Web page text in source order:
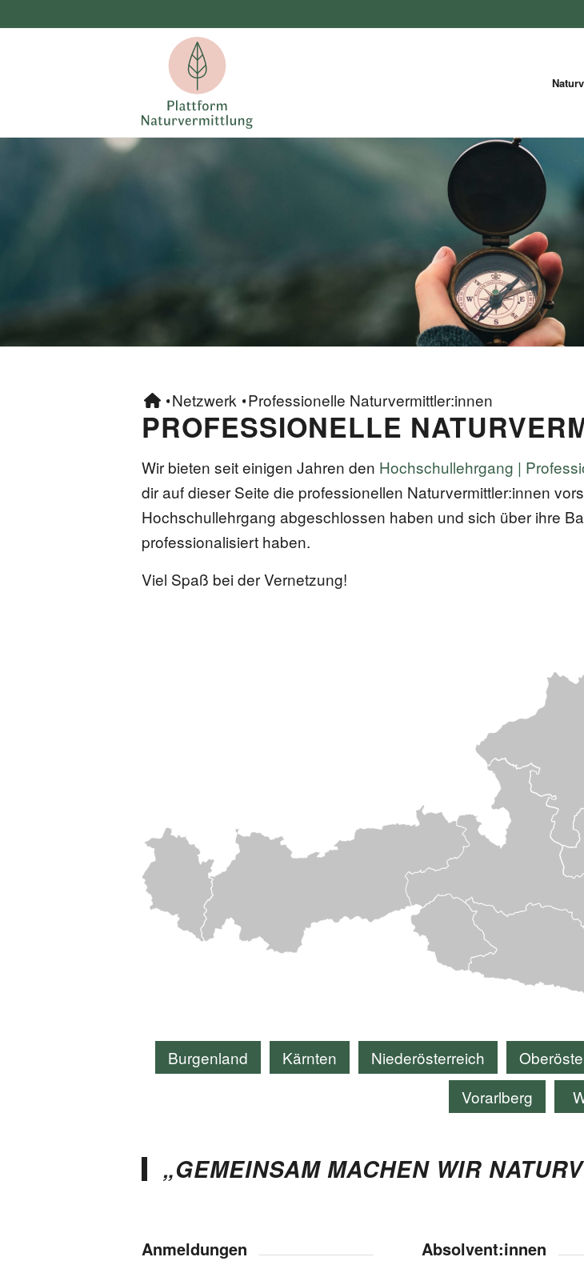
•Netzwerk •Professionelle Naturvermittler:innen
PROFESSIONELLE
Wir bieten seit einigen Jahren den Hochschullehrgang |
dir auf dieser Seite die professionellen Naturvermittler:innen
Hochschullehrgang abgeschlossen haben und sich über ihre
professionalisiert haben.
Viel Spaß bei der Vernetzung!
Burgenland Kärnten Niederösterreich
Vorarlberg
„GEMEINSAM MACHEN WIR
Anmeldungen Absolvent:innen